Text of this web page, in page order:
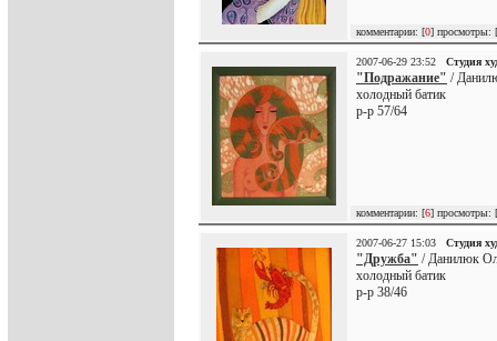
комментарии: [0] просмотры: [
2007-06-29 23:52 Студия
"Подражание" /
холодный батик
р-р 57/64
комментарии: [6] просмотры: [
2007-06-27 15:03 Студия
"Дружба" / Данилюк
холодный батик
р-р 38/46